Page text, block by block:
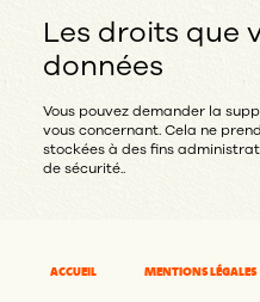
Les droits que
données
Vous pouvez demander la
vous concernant. Cela ne
stockées à des fins
de sécurité..
ACCUEIL MENTIONS LÉGALES